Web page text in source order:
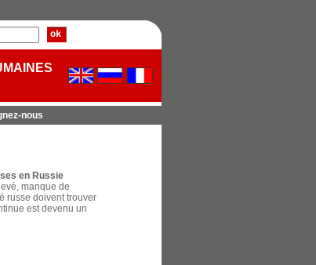
nous
en Russie
manque de
russe doivent trouver
est devenu un